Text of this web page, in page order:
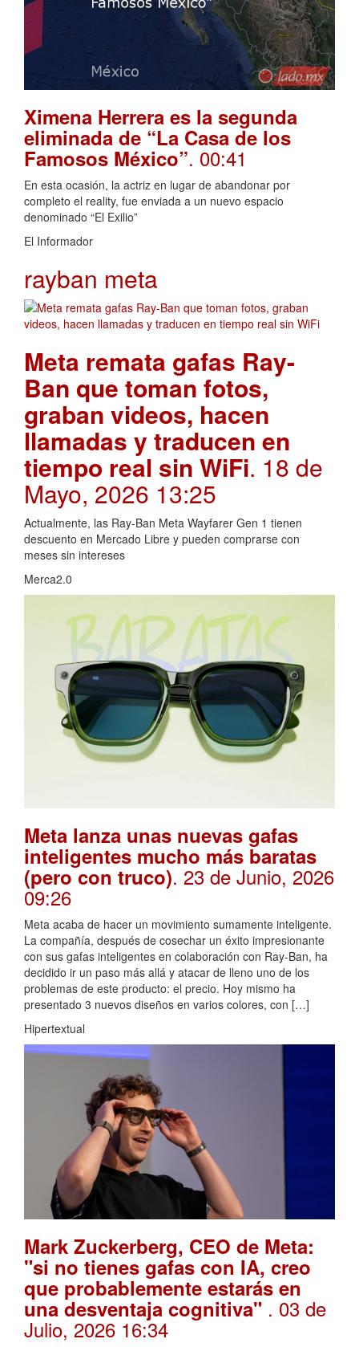
Ximena Herrera es la segunda
eliminada de “La Casa de los
Famosos México”. 00:41
En esta ocasión, la actriz en lugar de abandonar por
completo el reality, fue enviada a un nuevo espacio
denominado “El Exilio”
El Informador
rayban meta
Meta remata gafas Ray-
Ban que toman fotos,
graban videos, hacen
llamadas y traducen en
tiempo real sin WiFi. 18 de
Mayo, 2026 13:25
Actualmente, las Ray-Ban Meta Wayfarer Gen 1 tienen
descuento en Mercado Libre y pueden comprarse con
meses sin intereses
Merca2.0
Meta lanza unas nuevas gafas
inteligentes mucho más baratas
(pero con truco). 23 de Junio, 2026
09:26
Meta acaba de hacer un movimiento sumamente inteligente.
La compañía, después de cosechar un éxito impresionante
con sus gafas inteligentes en colaboración con Ray-Ban, ha
decidido ir un paso más allá y atacar de lleno uno de los
problemas de este producto: el precio. Hoy mismo ha
presentado 3 nuevos diseños en varios colores, con […]
Hipertextual
Mark Zuckerberg, CEO de Meta:
"si no tienes gafas con IA, creo
que probablemente estarás en
una desventaja cognitiva" . 03 de
Julio, 2026 16:34